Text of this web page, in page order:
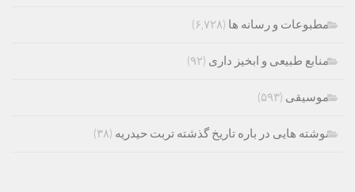
مطبوعات و رسانه ها (۶,۷۲۸)
منابع طبیعی و ابخیز داری (۹۲)
موسیقی (۵۹۳)
نوشته هایی در باره تاریخ گذشته تربت حیدریه (۳۸)